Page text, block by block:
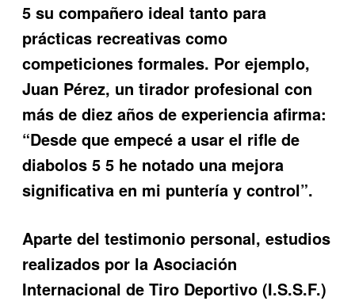
5 su compañero ideal tanto para
prácticas recreativas como
competiciones formales. Por ejemplo,
Juan Pérez, un tirador profesional con
más de diez años de experiencia afirma:
“Desde que empecé a usar el rifle de
diabolos 5 5 he notado una mejora
significativa en mi puntería y control”.
Aparte del testimonio personal, estudios
realizados por la Asociación
Internacional de Tiro Deportivo (I.S.S.F.)